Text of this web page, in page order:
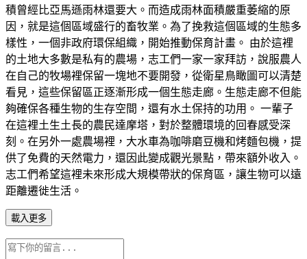
積曾經比亞馬遜雨林還要大。而造成雨林面積嚴重萎縮的原
因，就是這個區域盛行的畜牧業。為了挽救這個區域的生態多
樣性，一個非政府環保組織，開始推動保育計畫。 由於這裡
的土地大多數是私有的農場，志工們一家一家拜訪，說服農人
在自己的牧場裡保留一塊地不要開發，從衛星鳥瞰圖可以清楚
看見，這些保留區正逐漸形成一個生態走廊。生態走廊不但能
夠確保各種生物的生存空間，還有水土保持的功用。 一輩子
在這裡土生土長的農民達摩塔，對於整體環境的回春感受深
刻。在另外一處農場裡，大水車為咖啡磨豆機和烤麵包機，提
供了免費的天然電力，還因此變成觀光景點，帶來額外收入。
志工們希望這裡未來形成大規模帶狀的保育區，讓生物可以遠
距離遷徙生活。
載入更多